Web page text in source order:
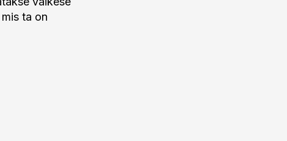
ta on